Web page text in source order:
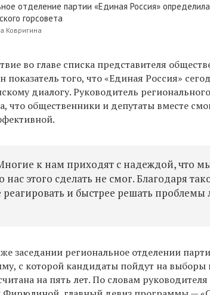
отделение партии «Единая Россия»
горсовета
Ковригина
во главе списка представителя
показатель того, что «Единая Россия»
диалогу. Руководитель
что общественники и депутаты вместе
к нам приходят с надеждой, что
нас этого сделать не смог. Благодаря
и быстрее решать проблемы
заседании региональное отделении
с которой кандидаты пойдут на выборы
на пять лет. По словам